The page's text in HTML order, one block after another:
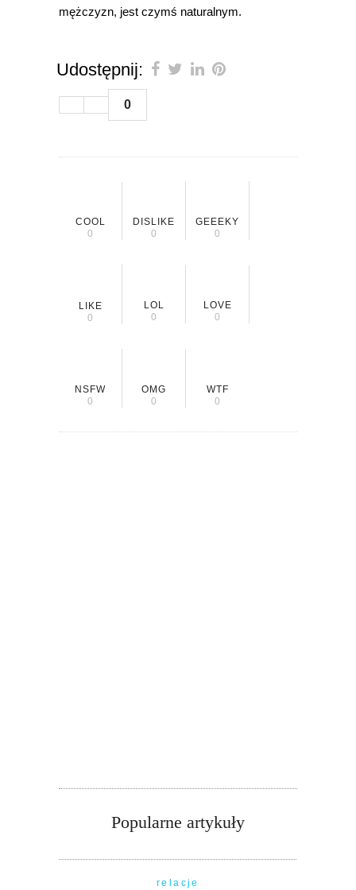
mężczyzn, jest czymś naturalnym.
Udostępnij:
0
COOL
0
DISLIKE
0
GEEEKY
0
LIKE
0
LOL
0
LOVE
0
NSFW
0
OMG
0
WTF
0
Popularne artykuły
relacje